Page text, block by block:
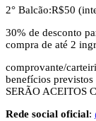
2° Balcão:R$50
30% de desconto
compra de até 2
comprovante/
benefícios
SERÃO ACEITOS
Rede social oficial: